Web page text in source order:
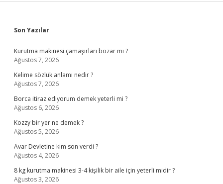
Sidebar
Son Yazılar
Kurutma makinesi çamaşırları bozar mı ?
Ağustos 7, 2026
Kelime sözlük anlamı nedir ?
Ağustos 7, 2026
Borca itiraz ediyorum demek yeterli mi ?
Ağustos 6, 2026
Kozzy bir yer ne demek ?
Ağustos 5, 2026
Avar Devletine kim son verdi ?
Ağustos 4, 2026
8 kg kurutma makinesi 3-4 kişilik bir aile için yeterli midir ?
Ağustos 3, 2026